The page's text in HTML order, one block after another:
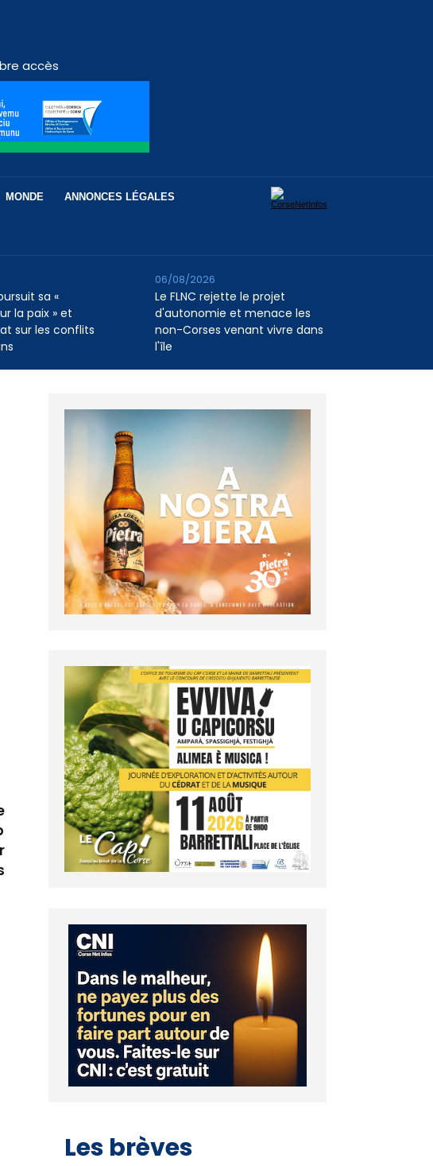
accès
MONDE ANNONCES LÉGALES
sa «
la paix » et
sur les conflits
Le FLNC rejette le projet
d'autonomie et menace les
non-Corses venant vivre dans
l'île
06/08/2026